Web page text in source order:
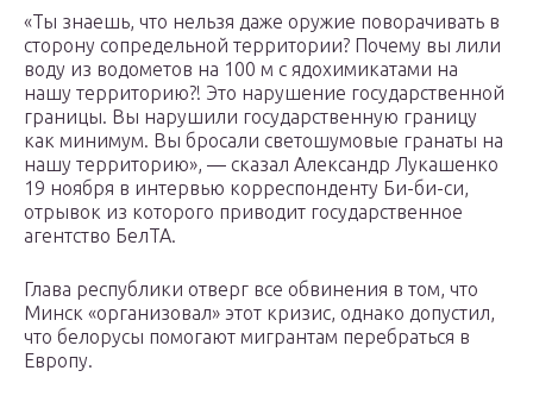
«Ты знаешь, что нельзя даже оружие поворачивать в
сторону сопредельной территории? Почему вы лили
воду из водометов на 100 м с ядохимикатами на
нашу территорию?! Это нарушение государственной
границы. Вы нарушили государственную границу
как минимум. Вы бросали светошумовые гранаты на
нашу территорию», — сказал Александр Лукашенко
19 ноября в интервью корреспонденту Би-би-си,
отрывок из которого приводит государственное
агентство БелТА.
Глава республики отверг все обвинения в том, что
Минск «организовал» этот кризис, однако допустил,
что белорусы помогают мигрантам перебраться в
Европу.